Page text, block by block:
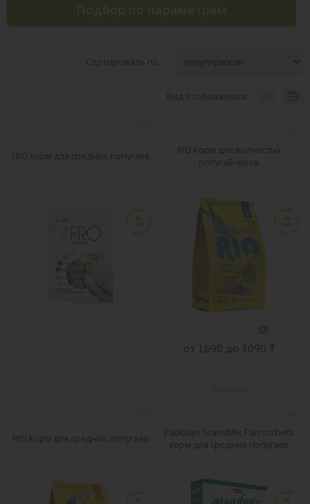
Подбор по параметрам
Сортировать по...
Вид отображения:
FRO корм для средних попугаев
RIO Корм для волнистых
попугайчиков
(0)
от 1690 до 3090 ₸
RIO Корм для средних попугаев
Padovan GrandMix Parrocchetti
корм для средних попугаев